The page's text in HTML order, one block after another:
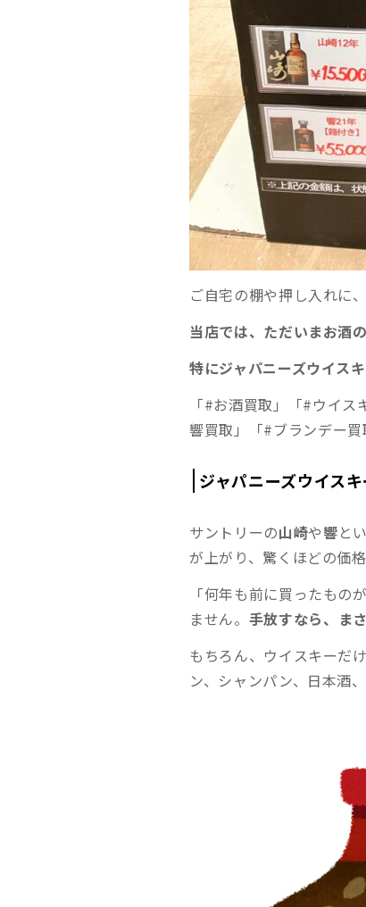
ご自宅の棚や押し入れに
当店では、ただいまお酒
特にジャパニーズウイス
「#お酒買取」「#ウイ
響買取」「#ブランデー
ジャパニーズウイス
サントリーの山崎や響と
が上がり、驚くほどの価
「何年も前に買ったも
ません。 手放すなら、ま
もちろん、ウイスキーだ
ン、シャンパン、日本酒